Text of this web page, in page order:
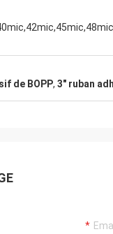
de BOPP, 3" ruban